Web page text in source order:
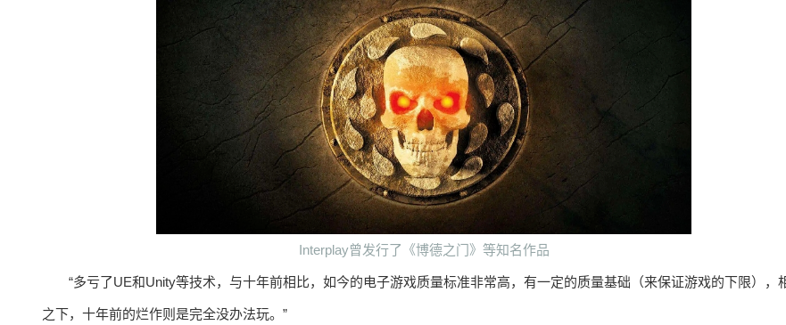
Interplay曾发行了《博德之门》等知名作品
“多亏了UE和Unity等技术，与十年前相比，如今的电子游戏质量标准非常高，有一定的质量基础（来保证游戏的下限），
之下，十年前的烂作则是完全没办法玩。”